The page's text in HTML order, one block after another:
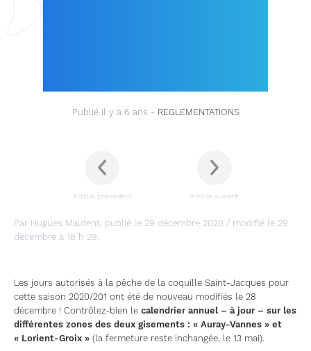
Publié il y a 6 ans - REGLEMENTATIONS
Article précédent Article suivant
Par Hugues Maldent, publié le 29 décembre 2020 / modifié le 29
décembre à 18 h 29.
Les jours autorisés à la pêche de la coquille Saint-Jacques pour
cette saison 2020/201 ont été de nouveau modifiés le 28
décembre ! Contrôlez-bien le calendrier annuel – à jour – sur les
différentes zones des deux gisements : « Auray-Vannes » et
« Lorient-Groix » (la fermeture reste inchangée, le 13 mai).